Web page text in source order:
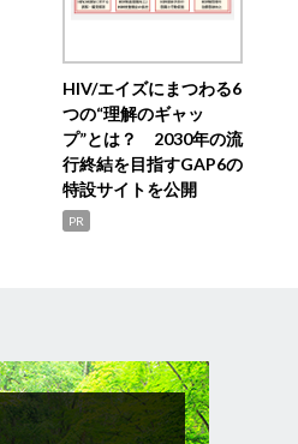
HIV/エイズにまつわる6
つの“理解のギャッ
プ”とは？ 2030年の流
行終結を目指すGAP6の
特設サイトを公開
PR